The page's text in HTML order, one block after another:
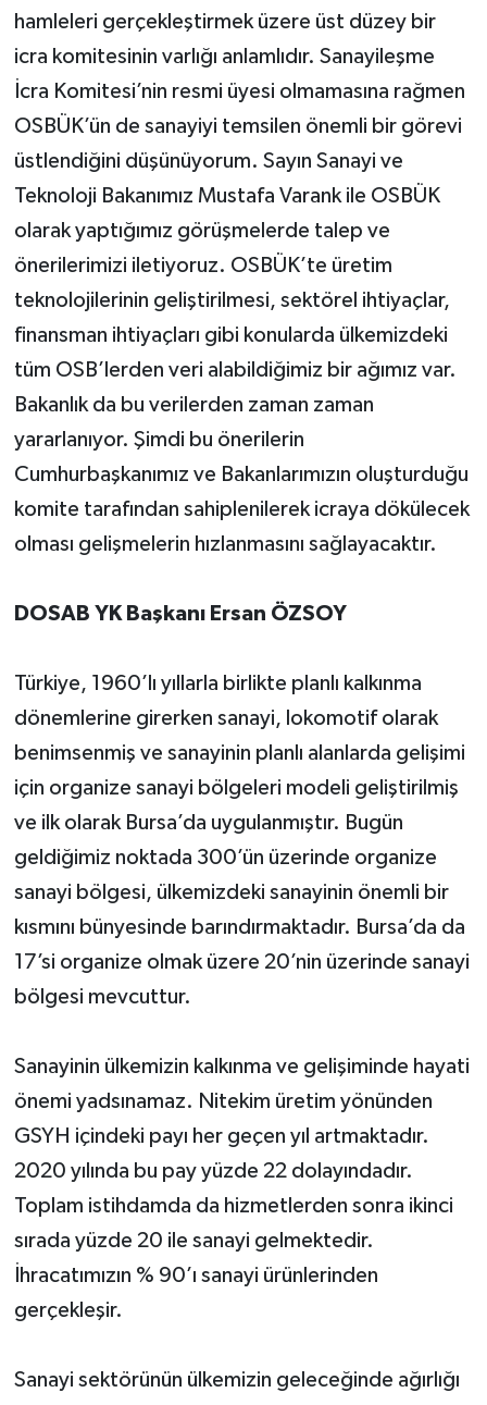
hamleleri gerçekleştirmek üzere üst düzey bir
icra komitesinin varlığı anlamlıdır. Sanayileşme
İcra Komitesi’nin resmi üyesi olmamasına rağmen
OSBÜK’ün de sanayiyi temsilen önemli bir görevi
üstlendiğini düşünüyorum. Sayın Sanayi ve
Teknoloji Bakanımız Mustafa Varank ile OSBÜK
olarak yaptığımız görüşmelerde talep ve
önerilerimizi iletiyoruz. OSBÜK’te üretim
teknolojilerinin geliştirilmesi, sektörel ihtiyaçlar,
finansman ihtiyaçları gibi konularda ülkemizdeki
tüm OSB’lerden veri alabildiğimiz bir ağımız var.
Bakanlık da bu verilerden zaman zaman
yararlanıyor. Şimdi bu önerilerin
Cumhurbaşkanımız ve Bakanlarımızın oluşturduğu
komite tarafından sahiplenilerek icraya dökülecek
olması gelişmelerin hızlanmasını sağlayacaktır.
DOSAB YK Başkanı Ersan ÖZSOY
Türkiye, 1960’lı yıllarla birlikte planlı kalkınma
dönemlerine girerken sanayi, lokomotif olarak
benimsenmiş ve sanayinin planlı alanlarda gelişimi
için organize sanayi bölgeleri modeli geliştirilmiş
ve ilk olarak Bursa’da uygulanmıştır. Bugün
geldiğimiz noktada 300’ün üzerinde organize
sanayi bölgesi, ülkemizdeki sanayinin önemli bir
kısmını bünyesinde barındırmaktadır. Bursa’da da
17’si organize olmak üzere 20’nin üzerinde sanayi
bölgesi mevcuttur.
Sanayinin ülkemizin kalkınma ve gelişiminde hayati
önemi yadsınamaz. Nitekim üretim yönünden
GSYH içindeki payı her geçen yıl artmaktadır.
2020 yılında bu pay yüzde 22 dolayındadır.
Toplam istihdamda da hizmetlerden sonra ikinci
sırada yüzde 20 ile sanayi gelmektedir.
İhracatımızın % 90’ı sanayi ürünlerinden
gerçekleşir.
Sanayi sektörünün ülkemizin geleceğinde ağırlığı